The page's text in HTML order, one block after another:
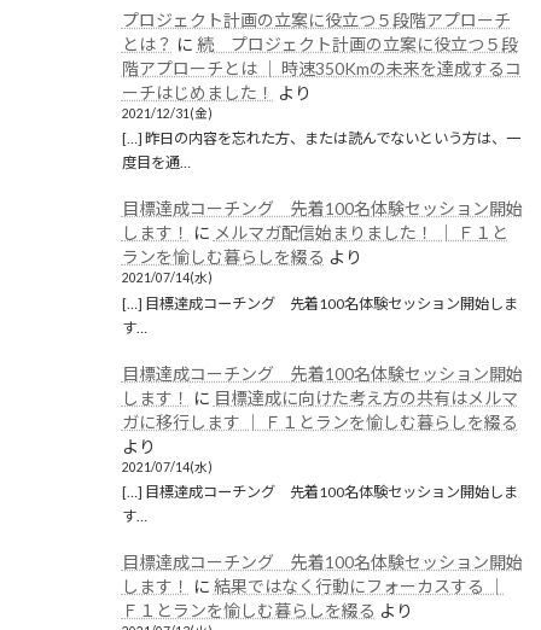
プロジェクト計画の立案に役立つ５段階アプローチ
とは？ に 続 プロジェクト計画の立案に役立つ５段
階アプローチとは │ 時速350Kmの未来を達成するコ
ーチはじめました！
より
2021/12/31(金)
[…] 昨日の内容を忘れた方、または読んでないという方は、一
度目を通…
目標達成コーチング 先着100名体験セッション開始
します！
に メルマガ配信始まりました！ │ Ｆ１と
ランを愉しむ暮らしを綴る より
2021/07/14(水)
[…] 目標達成コーチング 先着100名体験セッション開始しま
す…
目標達成コーチング 先着100名体験セッション開始
します！
に 目標達成に向けた考え方の共有はメルマ
ガに移行します │ Ｆ１とランを愉しむ暮らしを綴る
より
2021/07/14(水)
[…] 目標達成コーチング 先着100名体験セッション開始しま
す…
目標達成コーチング 先着100名体験セッション開始
します！
に 結果ではなく行動にフォーカスする │
Ｆ１とランを愉しむ暮らしを綴る より